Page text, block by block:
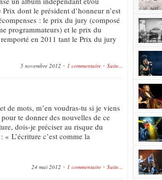
dont le président d’honneur n’est
: le prix du jury (composé
programmateurs) et le prix du
en 2011 tant le Prix du jury
5 novembre 2012 1 commentaire Suite...
de mots, m’en voudras-tu si je viens
te donner des nouvelles de ce
dois-je préciser au risque du
« L’écriture c’est comme la
24 mai 2012 1 commentaire Suite...